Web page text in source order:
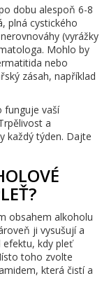
dobu alespoň 6-8
plná cystického
(vyrážky
Mohlo by
nebo
zásah, například
funguje vaší
a
každý týden. Dajte
obsahem alkoholu
ji vysušují a
efektu, kdy pleť
toho zvolte
která čistí a